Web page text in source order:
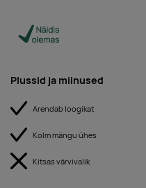
Plussid ja miinused
Arendab loogikat
Kolm mängu ühes
Kitsas värvivalik